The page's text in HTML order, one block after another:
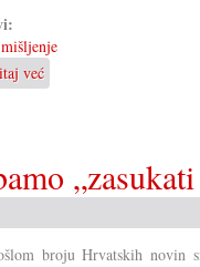
već
Čim
i
čemu
bi
broju Hrvatskih novin